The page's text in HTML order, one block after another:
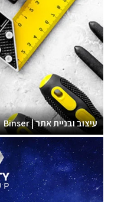
עיצוב ובניית אתר | Binser